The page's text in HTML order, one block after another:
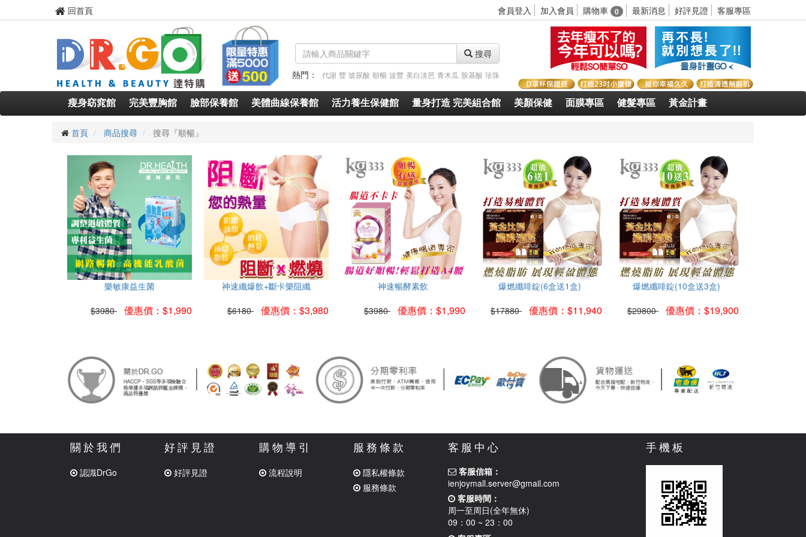
回首頁 會員登入 加入會員 購物車 0 最新消息 好評見證 客服專區
搜尋
熱門：
代謝 豐 玻尿酸 順暢 波豐 美白淡芭 青木瓜 胺基酸 珍珠
瘦身窈窕館 完美豐胸館 臉部保養館 美體曲線保養館 活力養生保健館 量身打造 完美組合館 美顏保健 面膜專區 健髮專區 黃金計畫
首頁 商品搜尋 搜尋『順暢』
樂敏康益生菌
$3980 優惠價：$1,990
神速纖爆飲+斷卡樂阻纖
$6180 優惠價：$3,980
神速暢酵素飲
$3980 優惠價：$1,990
爆燃纖啡錠(6盒送1盒)
$17880 優惠價：$11,940
爆燃纖啡錠(10盒送3盒)
$29800 優惠價：$19,900
關於我們
認識DrGo
好評見證
好評見證
購物導引
流程說明
服務條款
隱私權條款
服務條款
客服中心
客服信箱：
ienjoymall.server@gmail.com
客服時間：
周一至周日(全年無休)
09：00 ~ 23：00
手機板